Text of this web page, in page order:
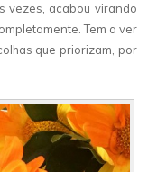
vezes, acabou virando
Tem a ver
que priorizam, por